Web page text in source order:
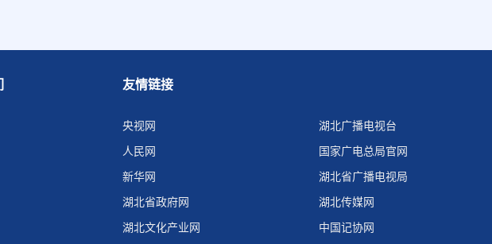
友情链接
央视网
人民网
新华网
湖北省政府网
湖北文化产业网
湖北广播电视台
国家广电总局官网
湖北省广播电视局
湖北传媒网
中国记协网